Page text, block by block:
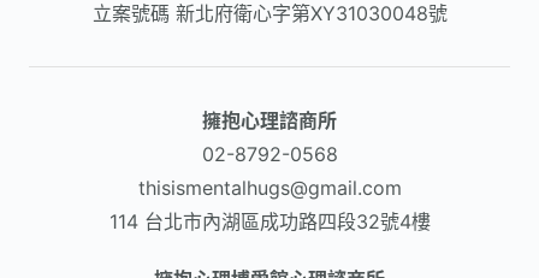
立案號碼 新北府衛心字第XY31030048號
擁抱心理諮商所
02-8792-0568​
thisismentalhugs@gmail.com
114 台北市內湖區成功路四段32號4樓